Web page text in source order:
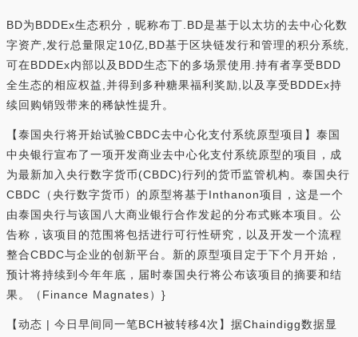
BD为BDDEx生态积分，昵称布丁.BD是基于以太坊的去中心化数
字资产,发行总量限定10亿,BD基于区块链发行和管理的积分系统,
可在BDDEx内部以及BDD生态下的多场景使用.持有者享受BDD
全生态的相应权益,并得到多种糖果福利奖励,以及享受BDDEx持
续回购销毁带来的稀缺性提升。
【泰国央行将开始试验CBDC去中心化支付系统原型项目】泰国
中央银行宣布了一项开发商业去中心化支付系统原型的项目，成
为最新加入央行数字货币(CBDC)行列的货币监管机构。泰国央行
CBDC（央行数字货币）的原型将基于Inthanon项目，这是一个
由泰国央行与该国八大商业银行合作发起的分布式账本项目。公
告称，该项目的范围将包括进行可行性研究，以及开发一个流程
整合CBDC与企业的创新平台。新的原型项目定于下个月开始，
预计将持续到今年年底，届时泰国央行将公布该项目的摘要和结
果。（Finance Magnates）}
【动态 | 今日早间同一笔BCH被转移4次】据Chaindigg数据显